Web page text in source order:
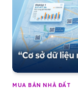
MUA BÁN NHÀ ĐẤT